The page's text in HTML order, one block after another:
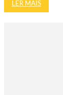
LER MAIS